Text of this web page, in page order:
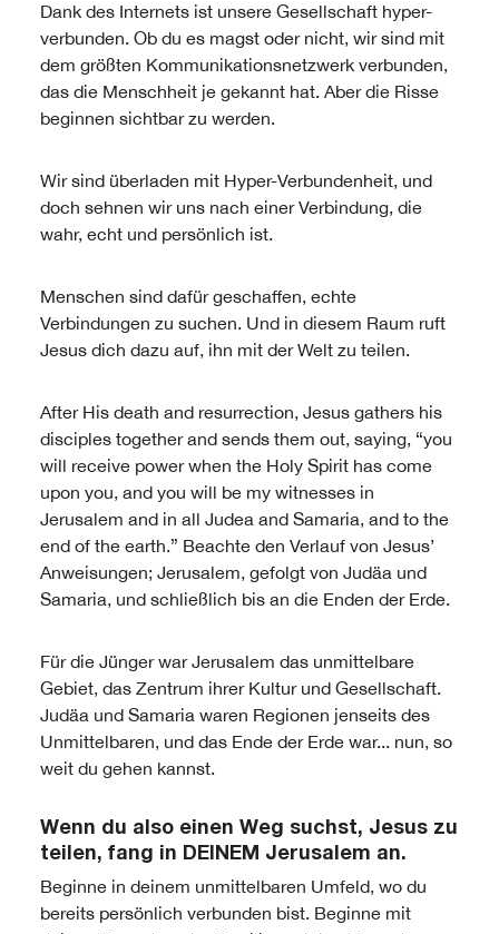
Dank des Internets ist unsere Gesellschaft hyper-
verbunden. Ob du es magst oder nicht, wir sind mit
dem größten Kommunikationsnetzwerk verbunden,
das die Menschheit je gekannt hat. Aber die Risse
beginnen sichtbar zu werden.
Wir sind überladen mit Hyper-Verbundenheit, und
doch sehnen wir uns nach einer Verbindung, die
wahr, echt und persönlich ist.
Menschen sind dafür geschaffen, echte
Verbindungen zu suchen. Und in diesem Raum ruft
Jesus dich dazu auf, ihn mit der Welt zu teilen.
After His death and resurrection, Jesus gathers his
disciples together and sends them out, saying, “you
will receive power when the Holy Spirit has come
upon you, and you will be my witnesses in
Jerusalem and in all Judea and Samaria, and to the
end of the earth.” Beachte den Verlauf von Jesus’
Anweisungen; Jerusalem, gefolgt von Judäa und
Samaria, und schließlich bis an die Enden der Erde.
Für die Jünger war Jerusalem das unmittelbare
Gebiet, das Zentrum ihrer Kultur und Gesellschaft.
Judäa und Samaria waren Regionen jenseits des
Unmittelbaren, und das Ende der Erde war... nun, so
weit du gehen kannst.
Wenn du also einen Weg suchst, Jesus zu
teilen, fang in DEINEM Jerusalem an.
Beginne in deinem unmittelbaren Umfeld, wo du
bereits persönlich verbunden bist. Beginne mit